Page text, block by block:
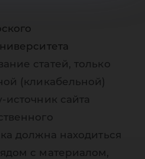
статей, только
(кликабельной)
сайта
должна находиться
с материалом,